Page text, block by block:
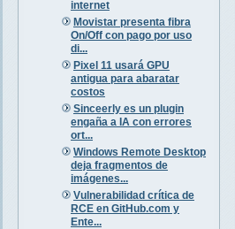
internet
Movistar presenta fibra
On/Off con pago por uso
di...
Pixel 11 usará GPU
antigua para abaratar
costos
Sinceerly es un plugin
engaña a IA con errores
ort...
Windows Remote Desktop
deja fragmentos de
imágenes...
Vulnerabilidad crítica de
RCE en GitHub.com y
Ente...